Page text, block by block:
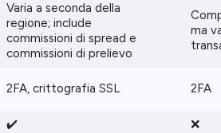
Varia a seconda della
regione; include
commissioni di spread e
commissioni di prelievo
ma
2FA, crittografia SSL 2FA
✔️ ❌